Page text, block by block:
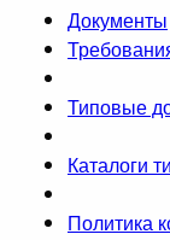
Документы
Типовые
Каталоги
Политика